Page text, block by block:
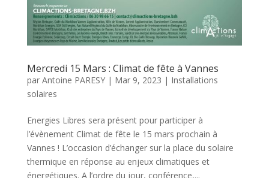
Mercredi 15 Mars : Climat de fête à Vannes
par Antoine PARESY| Mar 9, 2023 | Installations
solaires
Energies Libres sera présent pour participer à
l’évènement Climat de fête le 15 mars prochain à
Vannes ! L’occasion d’échanger sur la place du solaire
thermique en réponse au enjeux climatiques et
énergétiques. A l’ordre du jour, conférence,...